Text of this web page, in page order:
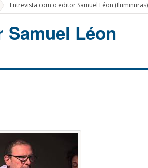
Entrevista com o editor Samuel Léon (Iluminuras)
Léon